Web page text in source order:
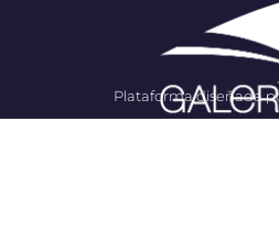
Plataforma diseñada